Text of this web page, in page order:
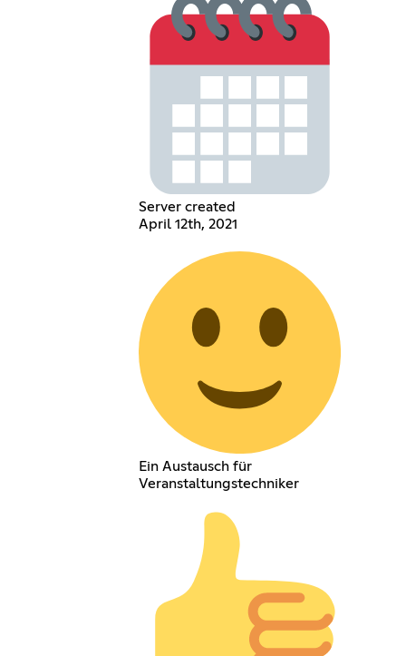
Server created
April 12th, 2021
Ein Austausch für
Veranstaltungstechniker